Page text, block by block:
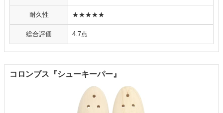
耐久性 ★★★★★
総合評価 4.7点
コロンブス『シューキーパー』